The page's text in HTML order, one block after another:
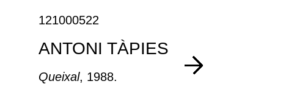
121000522
ANTONI TÀPIES
Queixal, 1988.